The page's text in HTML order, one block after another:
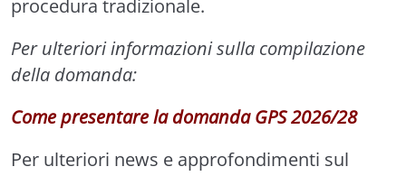
procedura tradizionale.
Per ulteriori informazioni sulla compilazione
della domanda:
Come presentare la domanda GPS 2026/28
Per ulteriori news e approfondimenti sul